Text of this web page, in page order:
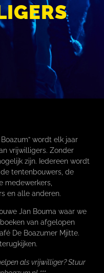
wordt elk jaar
vrijwilligers. Zonder
zijn. Iedereen wordt
tentenbouwers, de
medewerkers,
en alle anderen.
Jan Bouma waar we
van afgelopen
De Boazumer Mjitte.
als vrijwilliger? Stuur